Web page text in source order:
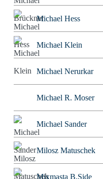
Michael Hess
Michael Klein
Michael Nerurkar
Michael R. Moser
Michael Sander
Milosz Matuschek
Mixmasta B.Side